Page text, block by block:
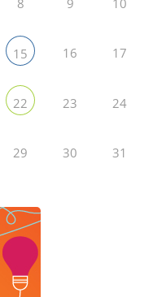
8 9 10
15 16 17
22 23 24
29 30 31